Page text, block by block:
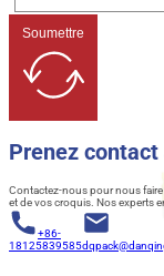
Soumettre
Prenez contact
Contactez-nous pour nous
et de vos croquis. Nos experts
+86-
18125839585